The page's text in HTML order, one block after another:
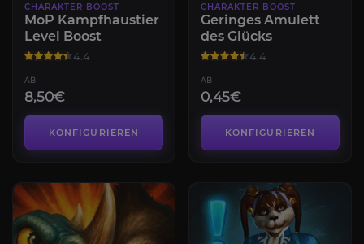
CHARAKTER BOOST
MoP Kampfhaustier
Level Boost
4.4
AB
8,50€
KONFIGURIEREN
CHARAKTER BOOST
Geringes Amulett
des Glücks
4.4
AB
0,45€
KONFIGURIEREN